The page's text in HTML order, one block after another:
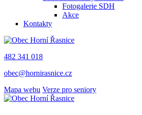
Fotogalerie SDH
Akce
Kontakty
482 341 018
obec@hornirasnice.cz
Mapa webu Verze pro seniory